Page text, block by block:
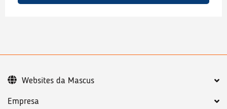
Empresa
Websites da Mascus